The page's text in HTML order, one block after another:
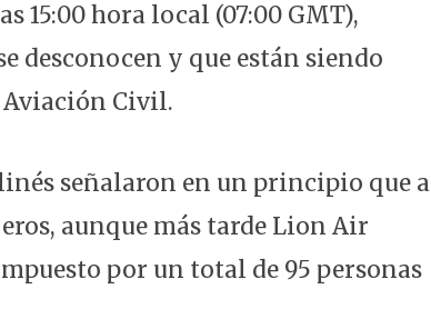
15:00 hora local (07:00 GMT),
desconocen y que están siendo
Civil.
señalaron en un principio que a
aunque más tarde Lion Air
por un total de 95 personas